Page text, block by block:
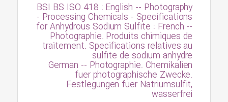
BSI BS ISO 418 : English -- Photography
- Processing Chemicals - Specifications
for Anhydrous Sodium Sulfite : French --
Photographie. Produits chimiques de
traitement. Specifications relatives au
sulfite de sodium anhydre
German -- Photographie. Chemikalien
fuer photographische Zwecke.
Festlegungen fuer Natriumsulfit,
wasserfrei